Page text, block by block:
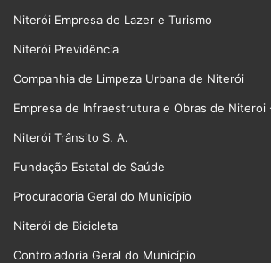
Niterói Empresa de Lazer e Turismo
Niterói Previdência
Companhia de Limpeza Urbana de Niterói
Empresa de Infraestrutura e Obras de Niteroi
Niterói Trânsito S. A.
Fundação Estatal de Saúde
Procuradoria Geral do Município
Niterói de Bicicleta
Controladoria Geral do Município